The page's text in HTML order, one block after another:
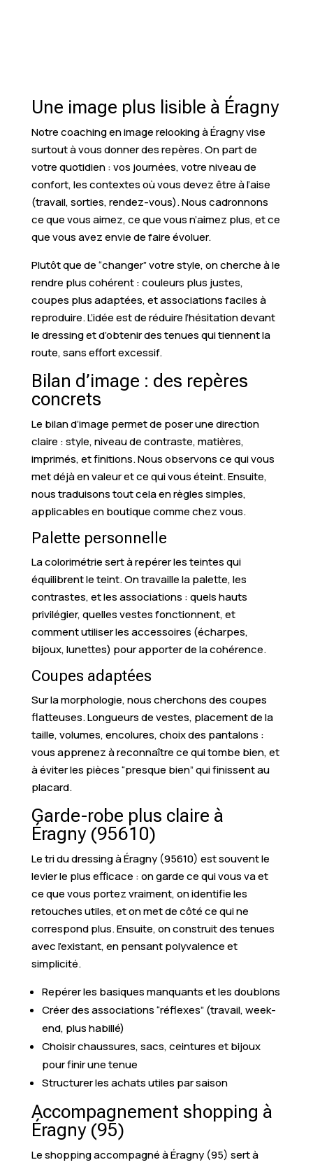
Une image plus lisible à Éragny
Notre coaching en image relooking à Éragny vise
surtout à vous donner des repères. On part de
votre quotidien : vos journées, votre niveau de
confort, les contextes où vous devez être à l’aise
(travail, sorties, rendez-vous). Nous cadronnons
ce que vous aimez, ce que vous n’aimez plus, et ce
que vous avez envie de faire évoluer.
Plutôt que de “changer” votre style, on cherche à le
rendre plus cohérent : couleurs plus justes,
coupes plus adaptées, et associations faciles à
reproduire. L’idée est de réduire l’hésitation devant
le dressing et d’obtenir des tenues qui tiennent la
route, sans effort excessif.
Bilan d’image : des repères
concrets
Le bilan d’image permet de poser une direction
claire : style, niveau de contraste, matières,
imprimés, et finitions. Nous observons ce qui vous
met déjà en valeur et ce qui vous éteint. Ensuite,
nous traduisons tout cela en règles simples,
applicables en boutique comme chez vous.
Palette personnelle
La colorimétrie sert à repérer les teintes qui
équilibrent le teint. On travaille la palette, les
contrastes, et les associations : quels hauts
privilégier, quelles vestes fonctionnent, et
comment utiliser les accessoires (écharpes,
bijoux, lunettes) pour apporter de la cohérence.
Coupes adaptées
Sur la morphologie, nous cherchons des coupes
flatteuses. Longueurs de vestes, placement de la
taille, volumes, encolures, choix des pantalons :
vous apprenez à reconnaître ce qui tombe bien, et
à éviter les pièces “presque bien” qui finissent au
placard.
Garde-robe plus claire à
Éragny (95610)
Le tri du dressing à Éragny (95610) est souvent le
levier le plus efficace : on garde ce qui vous va et
ce que vous portez vraiment, on identifie les
retouches utiles, et on met de côté ce qui ne
correspond plus. Ensuite, on construit des tenues
avec l’existant, en pensant polyvalence et
simplicité.
Repérer les basiques manquants et les doublons
Créer des associations “réflexes” (travail, week-
end, plus habillé)
Choisir chaussures, sacs, ceintures et bijoux
pour finir une tenue
Structurer les achats utiles par saison
Accompagnement shopping à
Éragny (95)
Le shopping accompagné à Éragny (95) sert à